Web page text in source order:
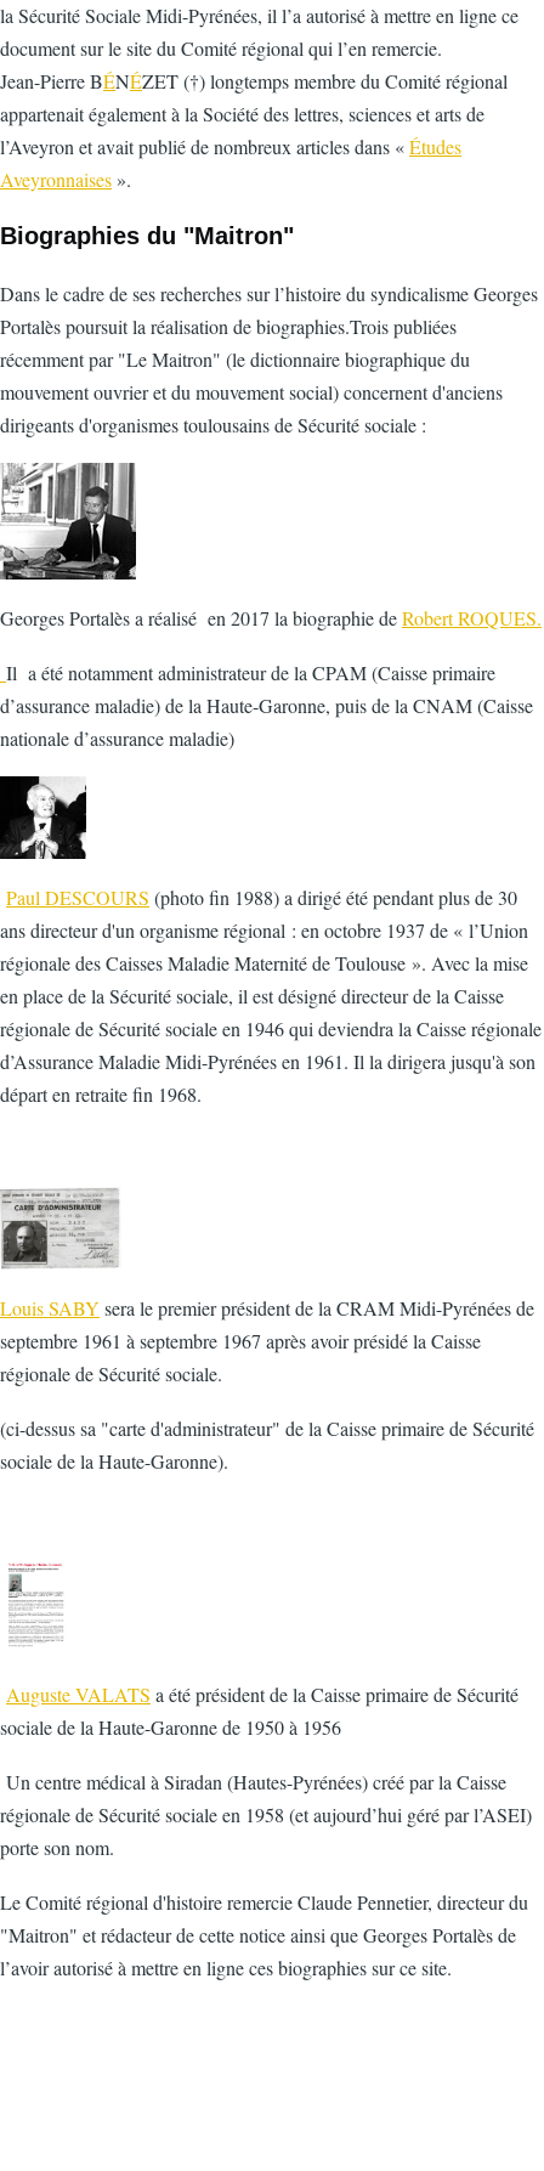
la Sécurité Sociale Midi-Pyrénées, il l’a autorisé à mettre en ligne ce
document sur le site du Comité régional qui l’en remercie.
Jean-Pierre BÉNÉZET (†) longtemps membre du Comité régional
appartenait également à la Société des lettres, sciences et arts de
l’Aveyron et avait publié de nombreux articles dans «Études
Aveyronnaises ».
Biographies du "Maitron"
Dans le cadre de ses recherches sur l’histoire du syndicalisme Georges
Portalès poursuit la réalisation de biographies.Trois publiées
récemment par "Le Maitron" (le dictionnaire biographique du
mouvement ouvrier et du mouvement social) concernent d'anciens
dirigeants d'organismes toulousains de Sécurité sociale :
Georges Portalès a réalisé en 2017 la biographie deRobert ROQUES.
Il a été notamment administrateur de la CPAM (Caisse primaire
d’assurance maladie) de la Haute-Garonne, puis de la CNAM (Caisse
nationale d’assurance maladie)
Paul DESCOURS (photo fin 1988) a dirigé été pendant plus de 30
ans directeur d'un organisme régional : en octobre 1937 de « l’Union
régionale des Caisses Maladie Maternité de Toulouse ». Avec la mise
en place de la Sécurité sociale, il est désigné directeur de la Caisse
régionale de Sécurité sociale en 1946 qui deviendra la Caisse régionale
d’Assurance Maladie Midi-Pyrénées en 1961. Il la dirigera jusqu'à son
départ en retraite fin 1968.
Louis SABY sera le premier président de la CRAM Midi-Pyrénées de
septembre 1961 à septembre 1967 après avoir présidé la Caisse
régionale de Sécurité sociale.
(ci-dessus sa "carte d'administrateur" de la Caisse primaire de Sécurité
sociale de la Haute-Garonne).
Auguste VALATS a été président de la Caisse primaire de Sécurité
sociale de la Haute-Garonne de 1950 à 1956
Un centre médical à Siradan (Hautes-Pyrénées) créé par la Caisse
régionale de Sécurité sociale en 1958 (et aujourd’hui géré par l’ASEI)
porte son nom.
Le Comité régional d'histoire remercie Claude Pennetier, directeur du
"Maitron" et rédacteur de cette notice ainsi que Georges Portalès de
l’avoir autorisé à mettre en ligne ces biographies sur ce site.